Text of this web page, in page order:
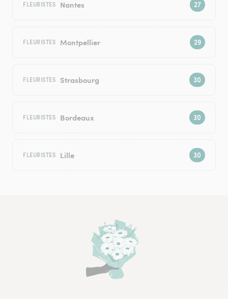
FLEURISTES Nantes
FLEURISTES Montpellier
FLEURISTES Strasbourg
FLEURISTES Bordeaux
FLEURISTES Lille